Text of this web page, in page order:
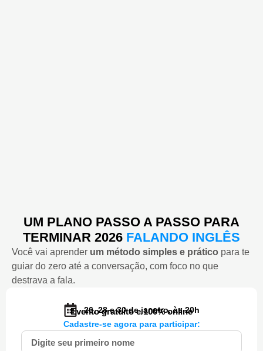
UM PLANO PASSO A PASSO PARA
TERMINAR 2026 FALANDO INGLÊS
Você vai aprender um método simples e prático para te
guiar do zero até a conversação, com foco no que
destrava a fala.
26, 28 e 30 de janeiro, às 20h
Evento gratuito e 100% online
Cadastre-se agora para participar: